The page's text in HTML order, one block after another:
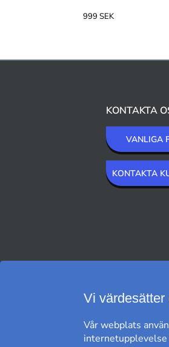
999 SEK
KONTAKTA
VANLIGA
KONTAKTA
Vi
Vår webplats